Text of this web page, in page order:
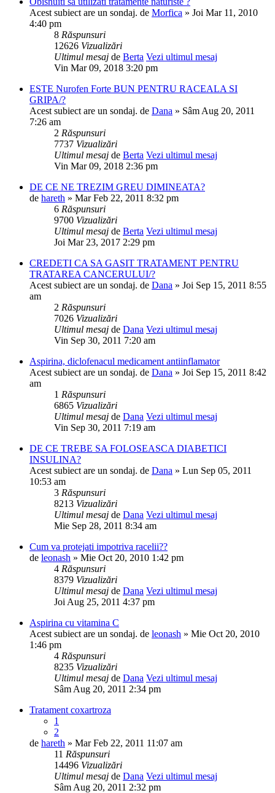
Acest subiect are un sondaj. de Morfica » Joi Mar 11, 2010
4:40 pm
8 Răspunsuri
12626 Vizualizări
Ultimul mesaj de Berta Vezi ultimul mesaj
Vin Mar 09, 2018 3:20 pm
ESTE Nurofen Forte BUN PENTRU RACEALA SI
GRIPA/?
Acest subiect are un sondaj. de Dana » Sâm Aug 20, 2011
7:26 am
2 Răspunsuri
7737 Vizualizări
Ultimul mesaj de Berta Vezi ultimul mesaj
Vin Mar 09, 2018 2:36 pm
DE CE NE TREZIM GREU DIMINEATA?
de hareth » Mar Feb 22, 2011 8:32 pm
6 Răspunsuri
9700 Vizualizări
Ultimul mesaj de Berta Vezi ultimul mesaj
Joi Mar 23, 2017 2:29 pm
CREDETI CA SA GASIT TRATAMENT PENTRU
TRATAREA CANCERULUI/?
Acest subiect are un sondaj. de Dana » Joi Sep 15, 2011 8:55
am
2 Răspunsuri
7026 Vizualizări
Ultimul mesaj de Dana Vezi ultimul mesaj
Vin Sep 30, 2011 7:20 am
Aspirina, diclofenacul medicament antiinflamator
Acest subiect are un sondaj. de Dana » Joi Sep 15, 2011 8:42
am
1 Răspunsuri
6865 Vizualizări
Ultimul mesaj de Dana Vezi ultimul mesaj
Vin Sep 30, 2011 7:19 am
DE CE TREBE SA FOLOSEASCA DIABETICI
INSULINA?
Acest subiect are un sondaj. de Dana » Lun Sep 05, 2011
10:53 am
3 Răspunsuri
8213 Vizualizări
Ultimul mesaj de Dana Vezi ultimul mesaj
Mie Sep 28, 2011 8:34 am
Cum va protejati impotriva racelii??
de leonash » Mie Oct 20, 2010 1:42 pm
4 Răspunsuri
8379 Vizualizări
Ultimul mesaj de Dana Vezi ultimul mesaj
Joi Aug 25, 2011 4:37 pm
Aspirina cu vitamina C
Acest subiect are un sondaj. de leonash » Mie Oct 20, 2010
1:46 pm
4 Răspunsuri
8235 Vizualizări
Ultimul mesaj de Dana Vezi ultimul mesaj
Sâm Aug 20, 2011 2:34 pm
Tratament coxartroza
1
2
de hareth » Mar Feb 22, 2011 11:07 am
11 Răspunsuri
14496 Vizualizări
Ultimul mesaj de Dana Vezi ultimul mesaj
Sâm Aug 20, 2011 2:32 pm